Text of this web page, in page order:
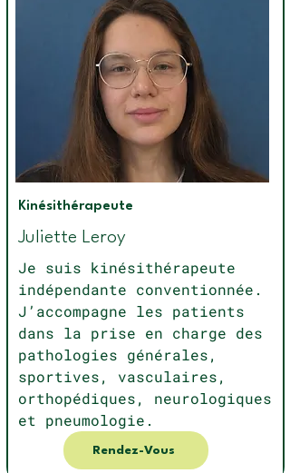
Kinésithérapeute
Juliette Leroy
Je suis kinésithérapeute
indépendante conventionnée.
J’accompagne les patients
dans la prise en charge des
pathologies générales,
sportives, vasculaires,
orthopédiques, neurologiques
et pneumologie.
Rendez-Vous